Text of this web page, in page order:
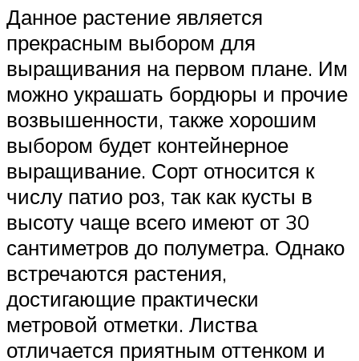
Данное растение является
прекрасным выбором для
выращивания на первом плане. Им
можно украшать бордюры и прочие
возвышенности, также хорошим
выбором будет контейнерное
выращивание. Сорт относится к
числу патио роз, так как кусты в
высоту чаще всего имеют от 30
сантиметров до полуметра. Однако
встречаются растения,
достигающие практически
метровой отметки. Листва
отличается приятным оттенком и